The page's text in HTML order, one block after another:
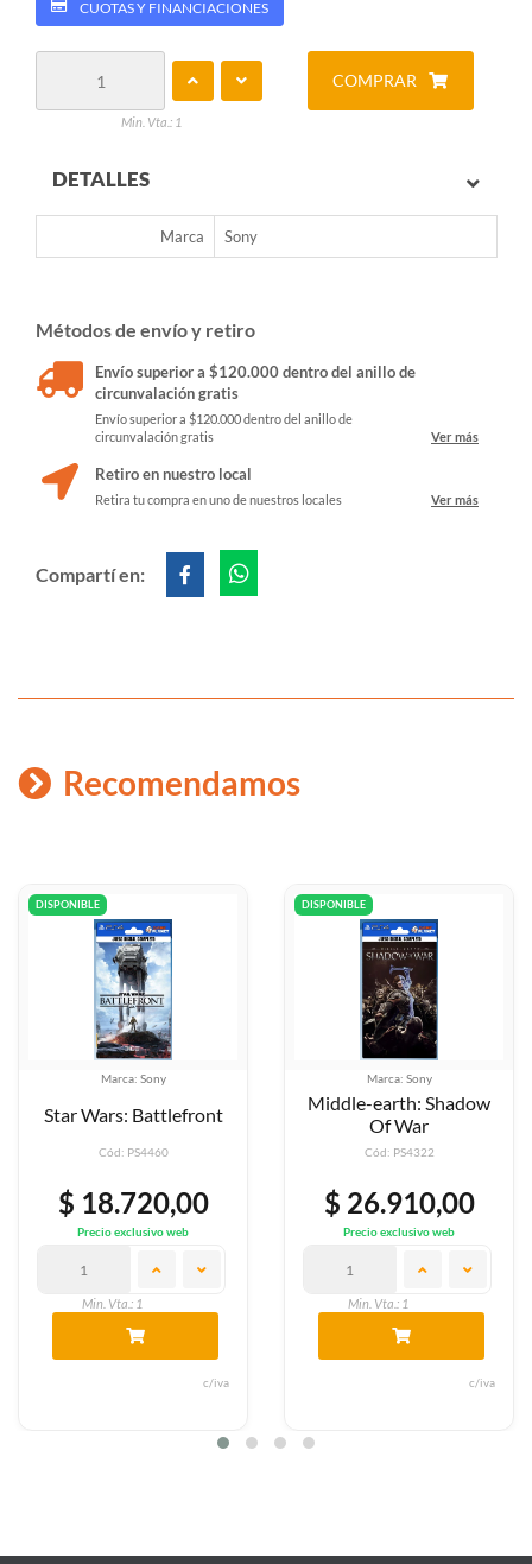
CUOTAS Y FINANCIACIONES
Min. Vta.: 1
COMPRAR
DETALLES
Marca Sony
Métodos de envío y retiro
Envío superior a $120.000 dentro del anillo de
circunvalación gratis
Envío superior a $120.000 dentro del anillo de
circunvalación gratis
Ver más
Retiro en nuestro local
Retira tu compra en uno de nuestros locales Ver más
Compartí en:
Recomendamos
Middle-earth: Shadow
Of War
$ 26.910,00
Fallout
$